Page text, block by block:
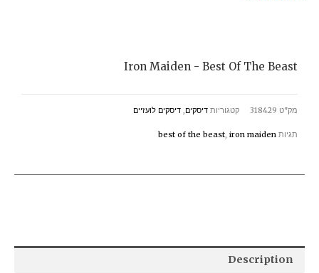
Iron Maiden - Best Of The Beast
מק"ט 318429 קטגוריות דיסקים, דיסקים לועזיים
תגיות best of the beast, iron maiden
Description